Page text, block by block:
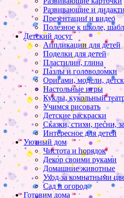
Развивающие и
Презентации и видео
Полезное к школе,
Детский досуг
Аппликации для детей
Поделки для детей
Пластилин, глина
Пазлы и головоломки
Оригами, модели,
Настольные игры
Куклы, кукольный
Учимся рисовать
Детские раскраски
Сказки, стихи, песни,
Интересное для детей
Уютный дом
Чистота и порядок
Декор своими руками
Домашние животные
Уход за комнатными
Сад и огород
Готовим дома